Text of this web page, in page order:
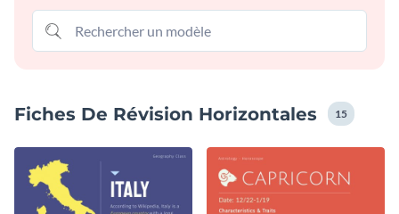
entièrement personnalisables pour répondre à vos
besoins.
Fiches De Révision Horizontales 15